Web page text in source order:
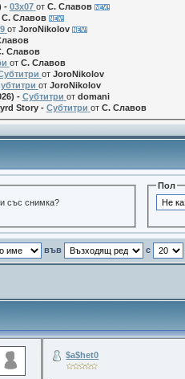
- 03x07 от С. Славов
С. Славов
от JoroNikolov
Славов
от С. Славов
от JoroNikolov
от JoroNikolov
- Субтитри от domani
Story - Субтитри от С. Славов
със снимка?
Пол
във с
$a$het0